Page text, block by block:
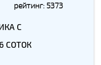
рейтинг: 5373
С
СОТОК